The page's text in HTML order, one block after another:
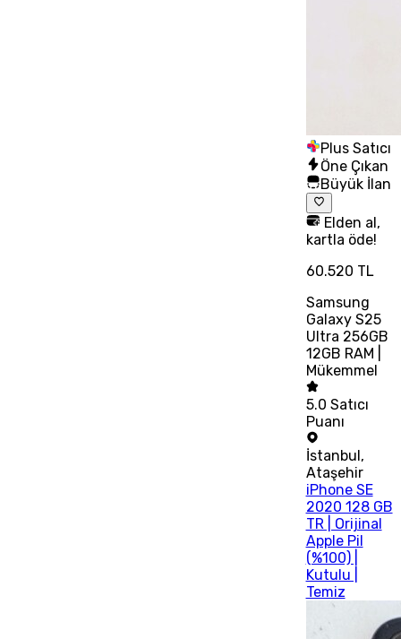
Plus Satıcı
Öne Çıkan
Büyük İlan
Elden al,
kartla öde!
60.520 TL
Samsung
Galaxy S25
Ultra 256GB
12GB RAM |
Mükemmel
5.0 Satıcı
Puanı
İstanbul,
Ataşehir
iPhone SE
2020 128 GB
TR | Orijinal
Apple Pil
(%100) |
Kutulu |
Temiz